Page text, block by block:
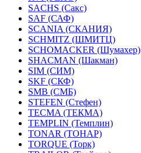
SACHS (Сакс)
SAF (САФ)
SCANIA (СКАНИЯ)
SCHMITZ (ШМИТЦ)
SCHOMACKER (Шумахер)
SHACMAN (Шакман)
SIM (СИМ)
SKF (СКФ)
SMB (СМБ)
STEFEN (Стефен)
TECMA (ТЕКМА)
TEMPLIN (Темплин)
TONAR (ТОНАР)
TORQUE (Торк)